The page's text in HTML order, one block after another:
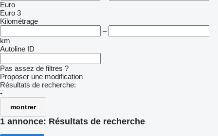
Euro
Euro 3
Kilométrage
–
km
Autoline ID
Pas assez de filtres ?
Proposer une modification
Résultats de recherche:
-
montrer
1 annonce: Résultats de recherche